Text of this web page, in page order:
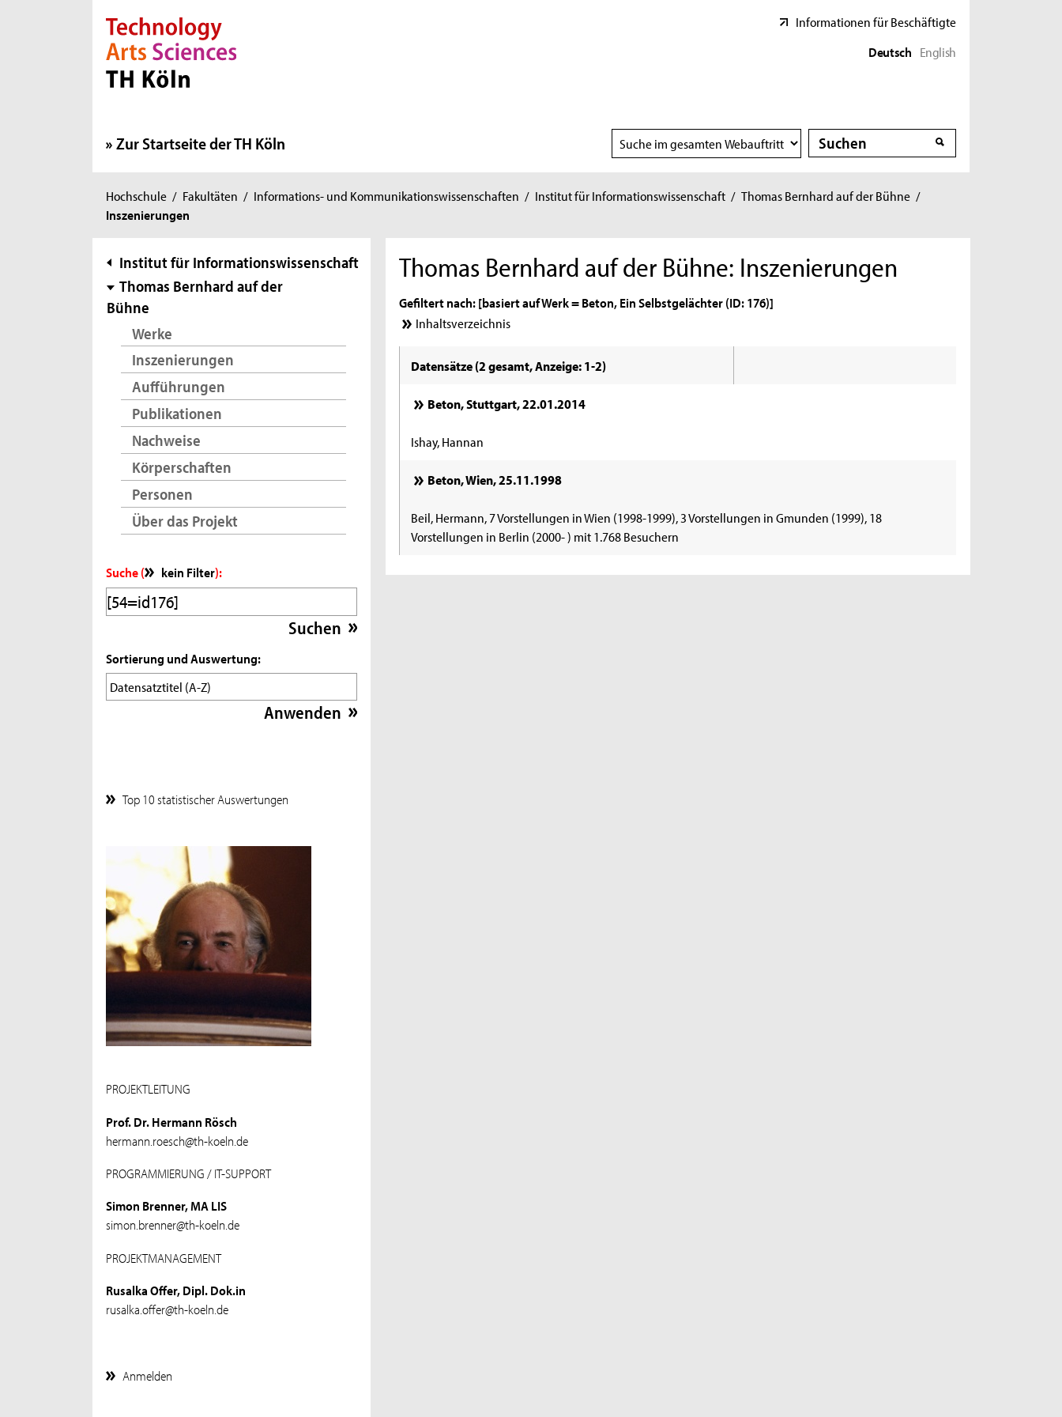
Direkt zur Hauptnavigation
Direkt zur Subnavigation
Direkt zum Inhalt
Direkt zum Fußbereich
Informationen für Beschäftigte
Deutsch English
Zur Startseite der TH Köln
Suchbereich
wählen
Suche
Suche
Sie
sind
Hochschule / Fakultäten / Informations- und Kommunikationswissenschaften / Institut für Informationswissenschaft / Thomas Bernhard auf der Bühne /
Inszenierungen
Subnavigation
Institut für Informationswissenschaft
Thomas Bernhard auf der
Bühne
Werke
Inszenierungen
Aufführungen
Publikationen
Nachweise
Körperschaften
Personen
Über das Projekt
Suche ( kein Filter):
Sortierung und Auswertung:
Top 10 statistischer Auswertungen
PROJEKTLEITUNG
Prof. Dr. Hermann Rösch
hermann.roesch@th-koeln.de
PROGRAMMIERUNG / IT-SUPPORT
Simon Brenner, MA LIS
simon.brenner@th-koeln.de
PROJEKTMANAGEMENT
Rusalka Offer, Dipl. Dok.in
rusalka.offer@th-koeln.de
Anmelden
Thomas Bernhard auf der Bühne: Inszenierungen
Gefiltert nach: [basiert auf Werk = Beton, Ein Selbstgelächter (ID: 176)]
Inhaltsverzeichnis
Datensätze (2 gesamt, Anzeige: 1-2)
Beton, Stuttgart, 22.01.2014
Ishay, Hannan
Beton, Wien, 25.11.1998
Beil, Hermann, 7 Vorstellungen in Wien (1998-1999), 3 Vorstellungen in Gmunden (1999), 18
Vorstellungen in Berlin (2000- ) mit 1.768 Besuchern